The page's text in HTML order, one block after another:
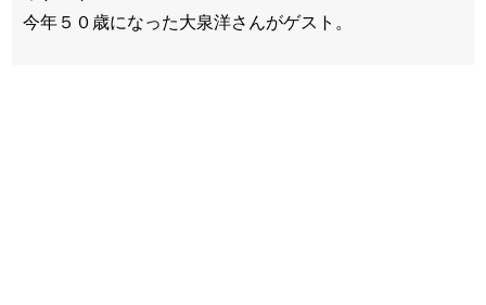
今年５０歳になった大泉洋さんがゲスト。